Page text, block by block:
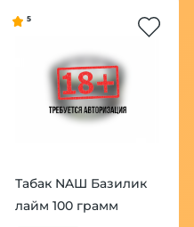
5
Табак NAШ Базилик
лайм 100 грамм